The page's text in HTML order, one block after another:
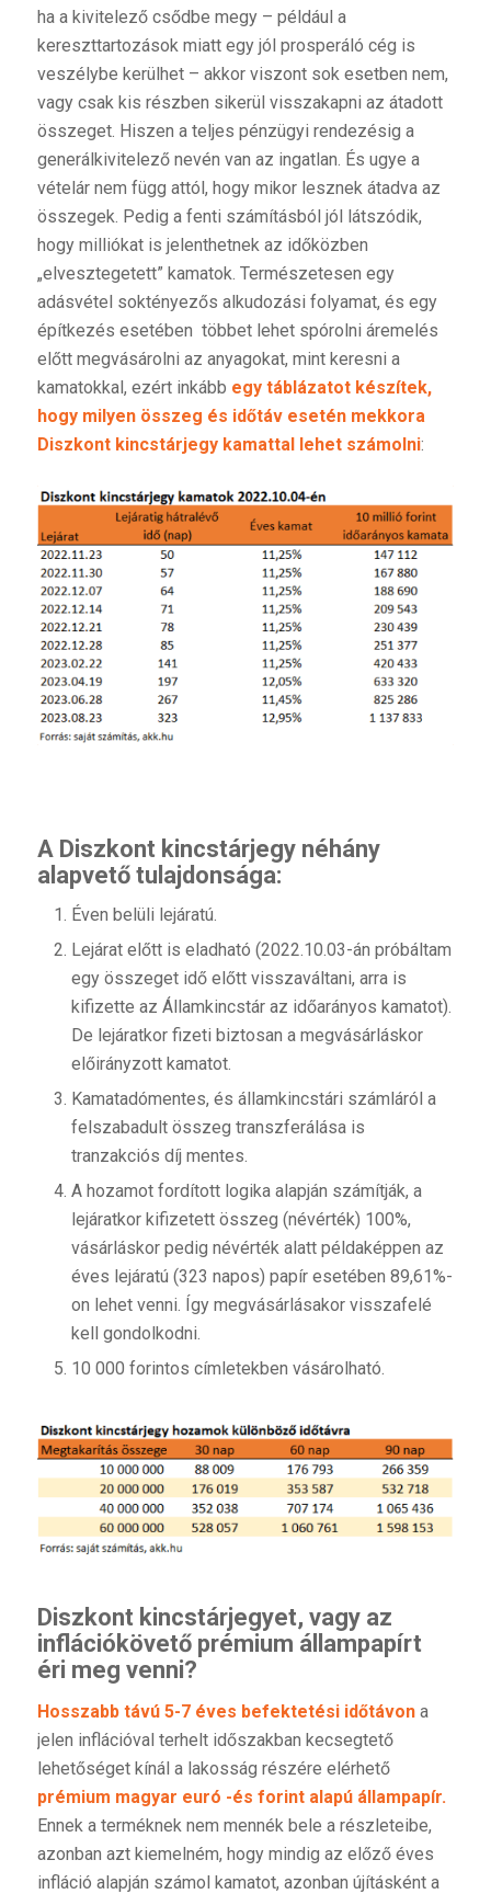
ha a kivitelező csődbe megy – például a
kereszttartozások miatt egy jól prosperáló cég is
veszélybe kerülhet – akkor viszont sok esetben nem,
vagy csak kis részben sikerül visszakapni az átadott
összeget. Hiszen a teljes pénzügyi rendezésig a
generálkivitelező nevén van az ingatlan. És ugye a
vételár nem függ attól, hogy mikor lesznek átadva az
összegek. Pedig a fenti számításból jól látszódik,
hogy milliókat is jelenthetnek az időközben
„elvesztegetett” kamatok. Természetesen egy
adásvétel soktényezős alkudozási folyamat, és egy
építkezés esetében többet lehet spórolni áremelés
előtt megvásárolni az anyagokat, mint keresni a
kamatokkal, ezért inkább egy táblázatot készítek,
hogy milyen összeg és időtáv esetén mekkora
Diszkont kincstárjegy kamattal lehet számolni:
A Diszkont kincstárjegy néhány
alapvető tulajdonsága:
Éven belüli lejáratú.
Lejárat előtt is eladható (2022.10.03-án próbáltam
egy összeget idő előtt visszaváltani, arra is
kifizette az Államkincstár az időarányos kamatot).
De lejáratkor fizeti biztosan a megvásárláskor
előirányzott kamatot.
Kamatadómentes, és államkincstári számláról a
felszabadult összeg transzferálása is
tranzakciós díj mentes.
A hozamot fordított logika alapján számítják, a
lejáratkor kifizetett összeg (névérték) 100%,
vásárláskor pedig névérték alatt példaképpen az
éves lejáratú (323 napos) papír esetében 89,61%-
on lehet venni. Így megvásárlásakor visszafelé
kell gondolkodni.
10 000 forintos címletekben vásárolható.
Diszkont kincstárjegyet, vagy az
inflációkövető prémium állampapírt
éri meg venni?
Hosszabb távú 5-7 éves befektetési időtávona
jelen inflációval terhelt időszakban kecsegtető
lehetőséget kínál a lakosság részére elérhető
prémium magyar euró -és forint alapú állampapír.
Ennek a terméknek nem mennék bele a részleteibe,
azonban azt kiemelném, hogy mindig az előző éves
infláció alapján számol kamatot, azonban újításként a